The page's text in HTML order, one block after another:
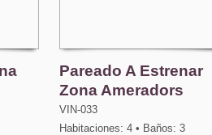
Pareado A Estrenar
Zona Ameradors
VIN-033
Habitaciones: 4 • Baños: 3